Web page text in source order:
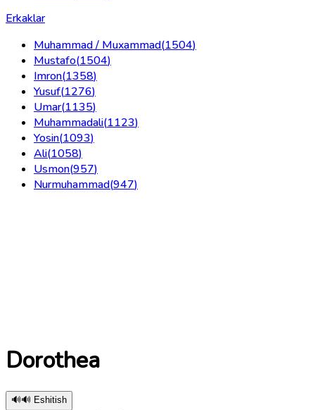
Erkaklar
Muhammad / Muxammad(1504)
Mustafo(1504)
Imron(1358)
Yusuf(1276)
Umar(1135)
Muhammadali(1123)
Yosin(1093)
Ali(1058)
Usmon(957)
Nurmuhammad(947)
Dorothea
🔊🔊 Eshitish